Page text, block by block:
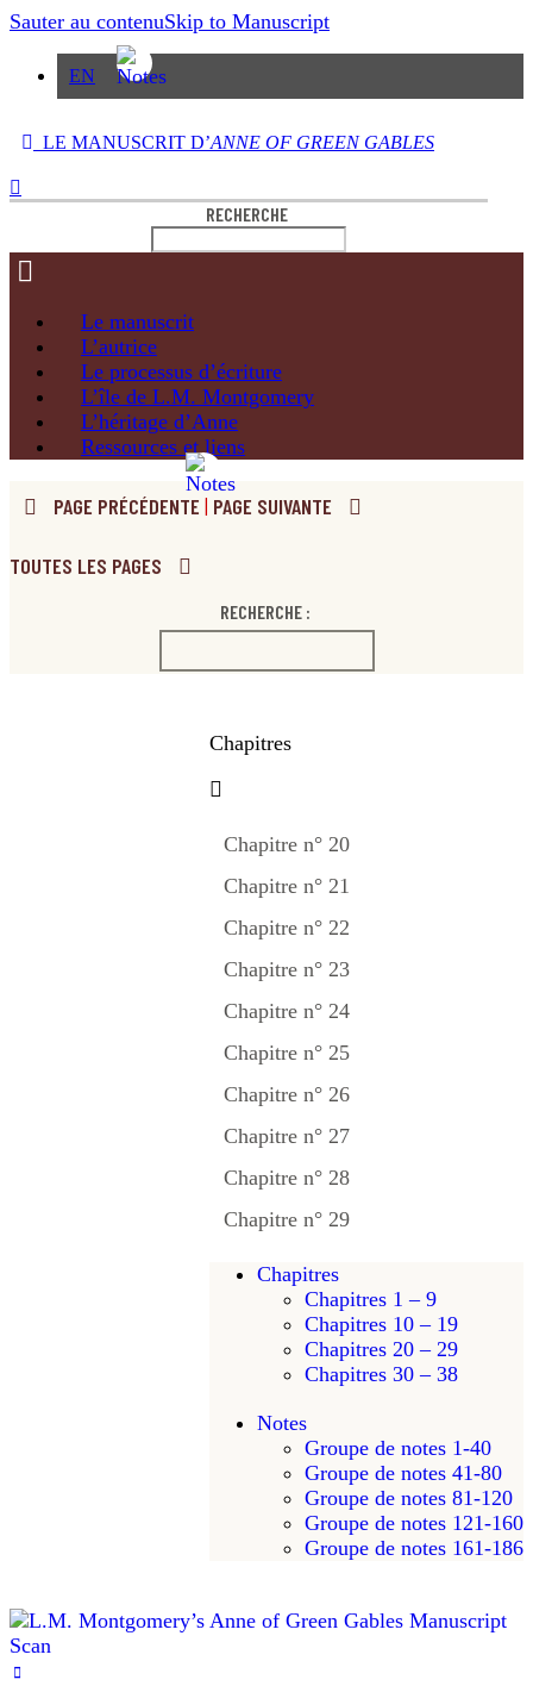
Sauter au contenuSkip to Manuscript
EN
LE MANUSCRIT D’ANNE OF GREEN GABLES
RECHERCHE
Le manuscrit
L’autrice
Le processus d’écriture
L’île de L.M. Montgomery
L’héritage d’Anne
Ressources et liens
PAGE PRÉCÉDENTE | PAGE SUIVANTE
TOUTES LES PAGES
RECHERCHE :
Chapitres
Chapitre n° 20
Chapitre n° 21
Chapitre n° 22
Chapitre n° 23
Chapitre n° 24
Chapitre n° 25
Chapitre n° 26
Chapitre n° 27
Chapitre n° 28
Chapitre n° 29
Chapitres
Chapitres 1 – 9
Chapitres 10 – 19
Chapitres 20 – 29
Chapitres 30 – 38
Notes
Groupe de notes 1-40
Groupe de notes 41-80
Groupe de notes 81-120
Groupe de notes 121-160
Groupe de notes 161-186